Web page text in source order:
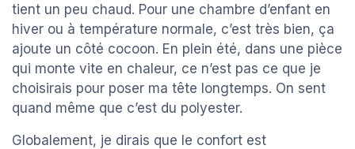
tient un peu chaud. Pour une chambre d’enfant en
hiver ou à température normale, c’est très bien, ça
ajoute un côté cocoon. En plein été, dans une pièce
qui monte vite en chaleur, ce n’est pas ce que je
choisirais pour poser ma tête longtemps. On sent
quand même que c’est du polyester.
Globalement, je dirais que le confort est